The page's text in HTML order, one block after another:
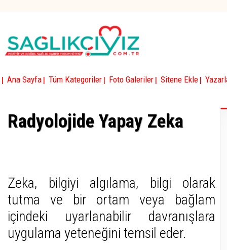
| Ana Sayfa | Tüm Kategoriler | Foto Galeriler | Sitene Ekle |
Radyolojide Yapay Zeka
Zeka, bilgiyi algılama, bilgi olarak
tutma ve bir ortam veya bağlam
içindeki uyarlanabilir davranışlara
uygulama yeteneğini temsil eder.